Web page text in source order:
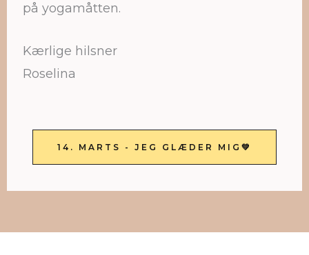
på yogamåtten.
Kærlige hilsner
Roselina
14. MARTS - JEG GLÆDER MIG💚